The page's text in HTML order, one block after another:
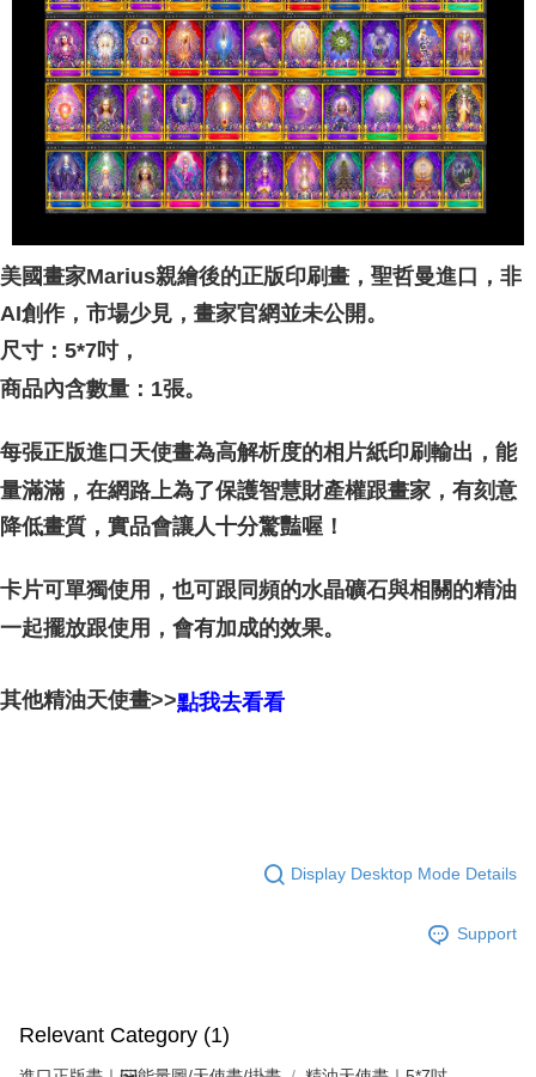
付款後門市自取
Free shipping
美國畫家Marius親繪後的正版印刷畫，聖哲曼進口，非
AI創作，市場少見，畫家官網並未公開。
尺寸：5*7吋，
商品內含數量：1張。
每張正版進口天使畫為高解析度的相片紙印刷輸出，能
量滿滿，在網路上為了保護智慧財產權跟畫家，有刻意
降低畫質，實品會讓人十分驚豔喔！
卡片可單獨使用，也可跟同頻的水晶礦石與相關的精油
一起擺放跟使用，會有加成的效果。
其他精油天使畫>>點我去看看
Display Desktop Mode Details
Support
Relevant Category (1)